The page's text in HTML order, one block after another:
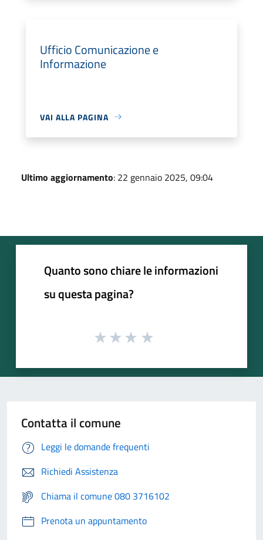
Ufficio Comunicazione e
Informazione
VAI ALLA PAGINA
Ultimo aggiornamento: 22 gennaio 2025, 09:04
Quanto sono chiare le informazioni
su questa pagina?
Contatta il comune
Leggi le domande frequenti
Richiedi Assistenza
Chiama il comune 080 3716102
Prenota un appuntamento